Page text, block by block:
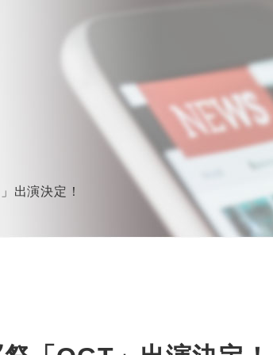
出演決定！